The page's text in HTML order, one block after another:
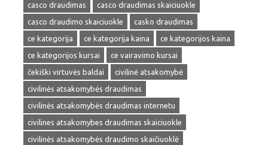
casco draudimas
casco draudimas skaiciuokle
casco draudimo skaiciuokle
casko draudimas
ce kategorija
ce kategorija kaina
ce kategorijos kaina
ce kategorijos kursai
ce vairavimo kursai
čekiški virtuvės baldai
civilinė atsakomybė
civilinės atsakomybės draudimas
civilinės atsakomybės draudimas internetu
civilines atsakomybes draudimas skaiciuokle
civilinės atsakomybės draudimo skaičiuoklė